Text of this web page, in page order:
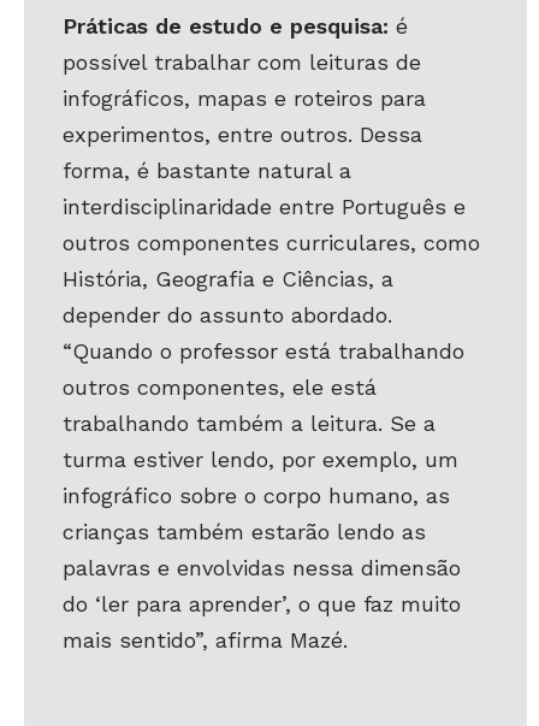
Práticas de estudo e pesquisa: é
possível trabalhar com leituras de
infográficos, mapas e roteiros para
experimentos, entre outros. Dessa
forma, é bastante natural a
interdisciplinaridade entre Português e
outros componentes curriculares, como
História, Geografia e Ciências, a
depender do assunto abordado.
“Quando o professor está trabalhando
outros componentes, ele está
trabalhando também a leitura. Se a
turma estiver lendo, por exemplo, um
infográfico sobre o corpo humano, as
crianças também estarão lendo as
palavras e envolvidas nessa dimensão
do ‘ler para aprender’, o que faz muito
mais sentido”, afirma Mazé.